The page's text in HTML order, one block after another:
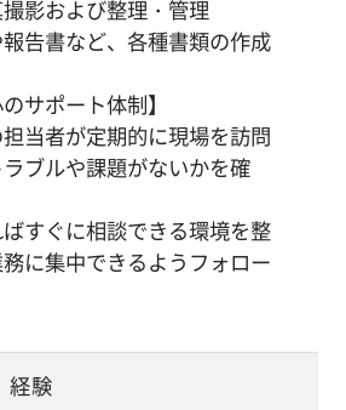
撮影および整理・管理
報告書など、各種書類の作成
サポート体制】
当者が定期的に現場を訪問
ブルや課題がないかを確
すぐに相談できる環境を整
に集中できるようフォロー
経験